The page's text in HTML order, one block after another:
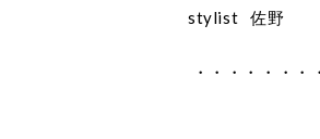
stylist 佐野
・・・・・・・